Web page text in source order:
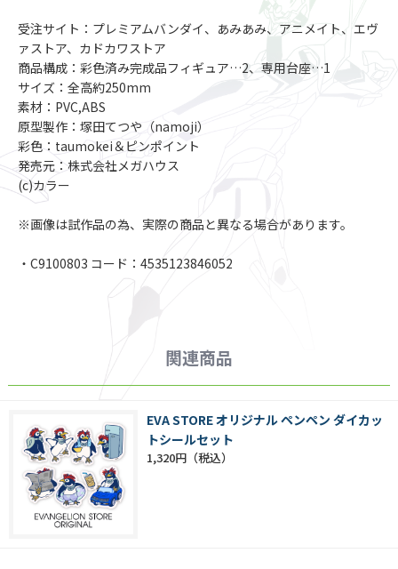
受注サイト：プレミアムバンダイ、あみあみ、アニメイト、エヴ
ァストア、カドカワストア
商品構成：彩色済み完成品フィギュア…2、専用台座…1
サイズ：全高約250mm
素材：PVC,ABS
原型製作：塚田てつや（namoji）
彩色：taumokei＆ピンポイント
発売元：株式会社メガハウス
(c)カラー
※画像は試作品の為、実際の商品と異なる場合があります。
・C9100803 コード：4535123846052
関連商品
EVA STORE オリジナル ペンペン ダイカッ
トシールセット
1,320円